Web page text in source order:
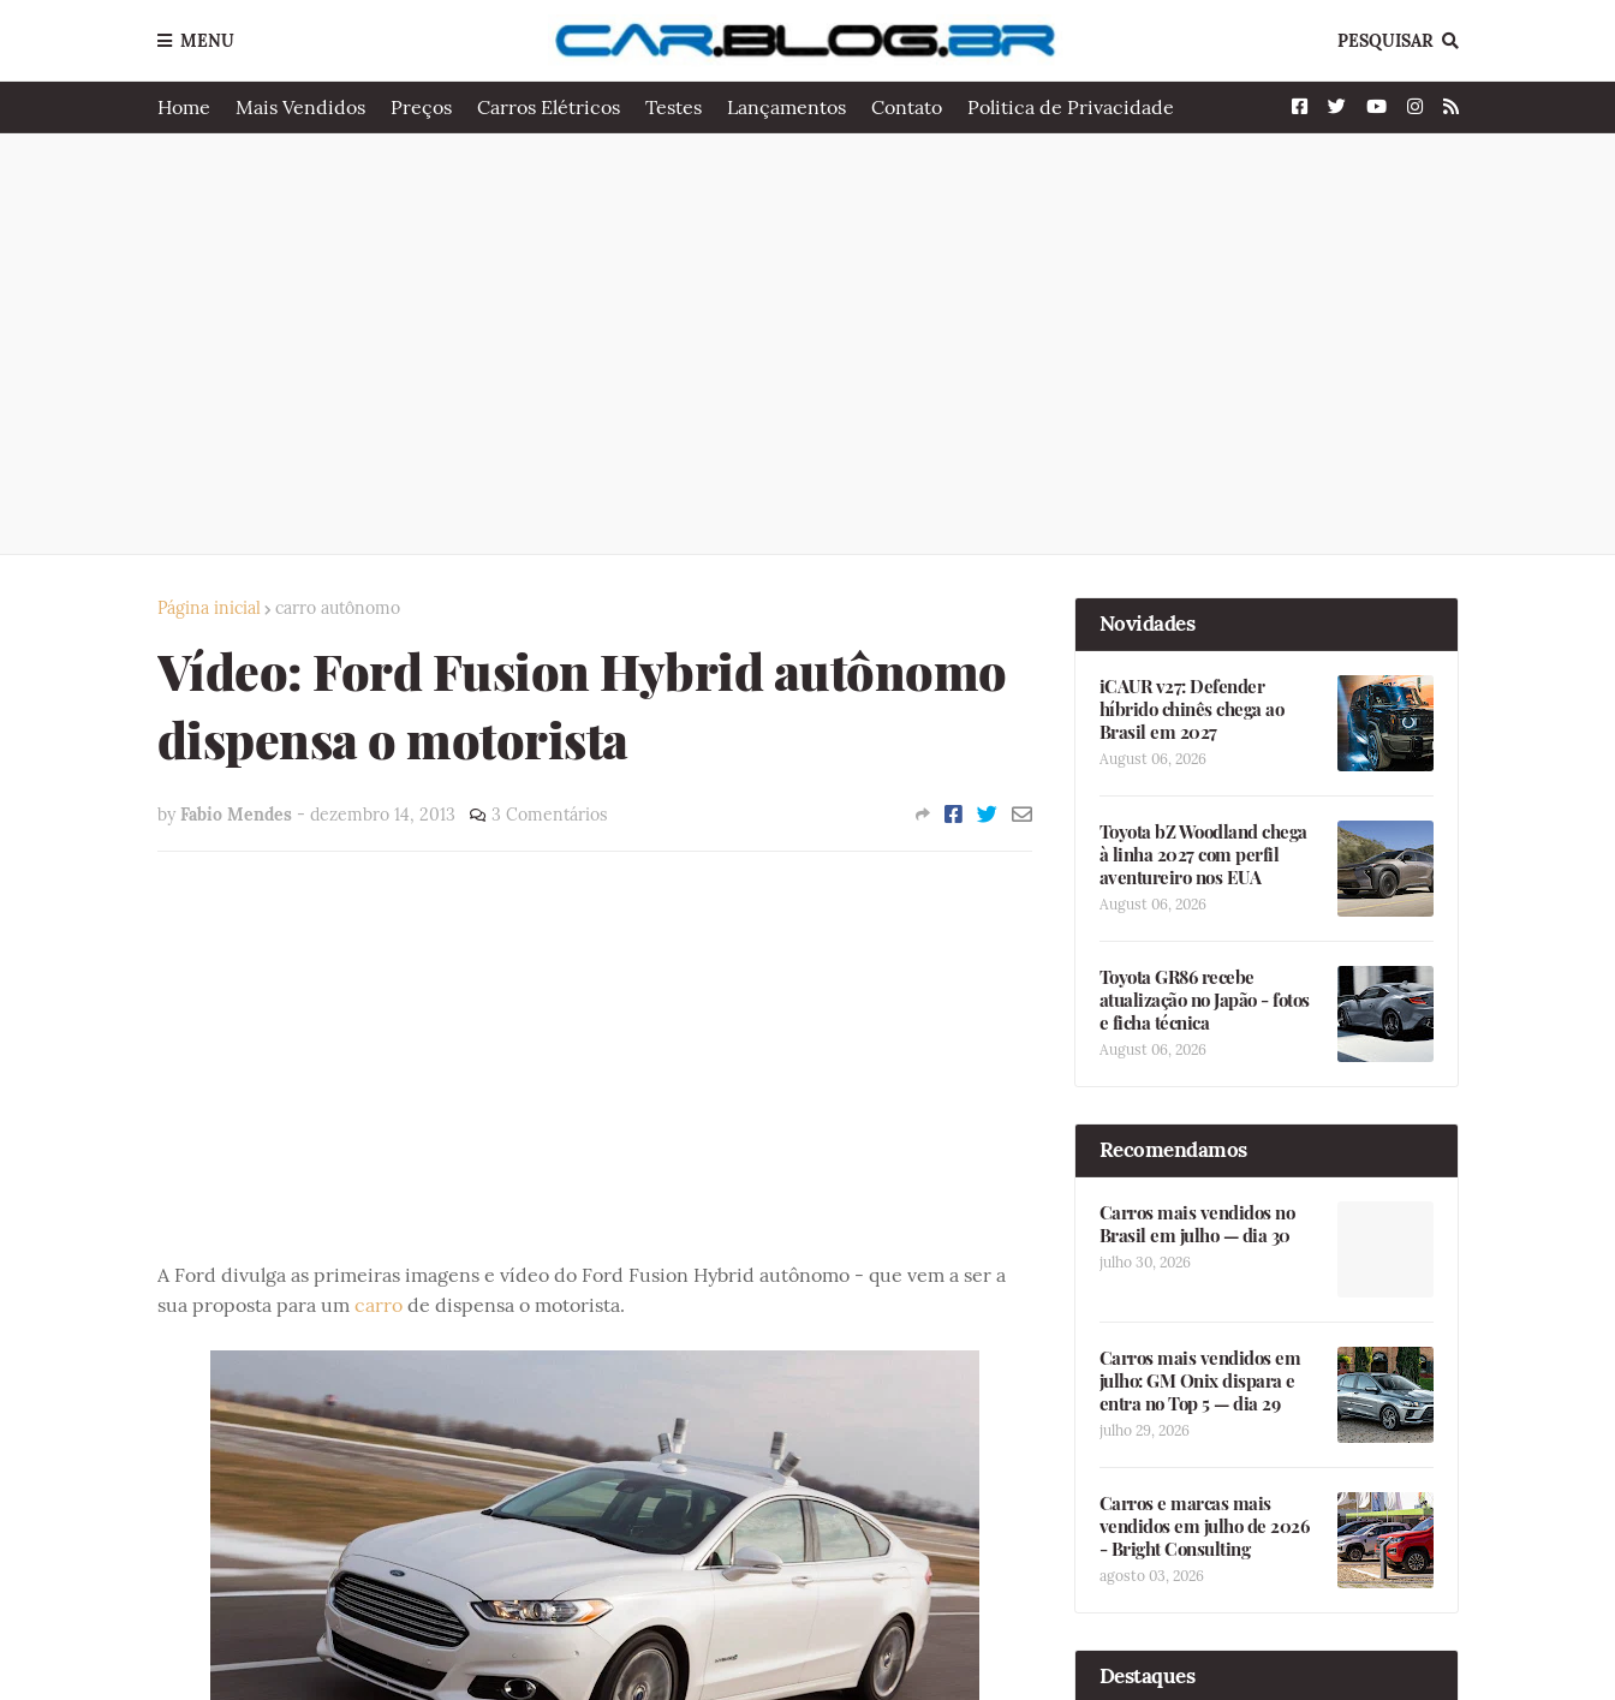
MENU PESQUISAR
Home Mais Vendidos Preços Carros Elétricos Testes Lançamentos Contato Politica de Privacidade
Página inicial carro autônomo
Vídeo: Ford Fusion Hybrid autônomo
dispensa o motorista
by Fabio Mendes - dezembro 14, 2013 3 Comentários
A Ford divulga as primeiras imagens e vídeo do Ford Fusion Hybrid autônomo - que vem a ser a
sua proposta para um carrode dispensa o motorista.
Novidades
iCAUR v27: Defender
híbrido chinês chega ao
Brasil em 2027
August 06, 2026
Toyota bZ Woodland chega
à linha 2027 com perfil
aventureiro nos EUA
August 06, 2026
Toyota GR86 recebe
atualização no Japão - fotos
e ficha técnica
August 06, 2026
Recomendamos
Carros mais vendidos no
Brasil em julho — dia 30
julho 30, 2026
Carros mais vendidos em
julho: GM Onix dispara e
entra no Top 5 — dia 29
julho 29, 2026
Carros e marcas mais
vendidos em julho de 2026
- Bright Consulting
agosto 03, 2026
Destaques